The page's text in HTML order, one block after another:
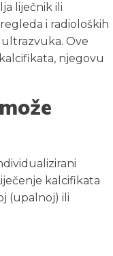
liječnik ili
i radioloških
ultrazvuka. Ove
njegovu
kalcifikata
(upalnoj) ili